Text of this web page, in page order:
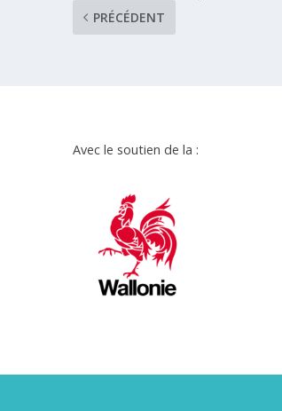
PRÉCÉDENT
Avec le soutien de la :